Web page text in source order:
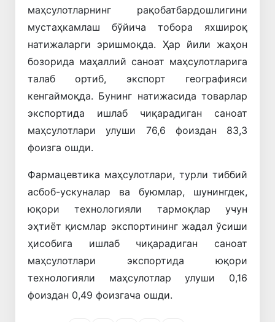
маҳсулотларнинг рақобатбардошлигини
мустаҳкамлаш бўйича тобора яхшироқ
натижаларги эришмоқда. Ҳар йили жаҳон
бозорида маҳаллий саноат маҳсулотларига
талаб ортиб, экспорт географияси
кенгаймоқда. Бунинг натижасида товарлар
экспортида ишлаб чиқарадиган саноат
маҳсулотлари улуши 76,6 фоиздан 83,3
фоизга ошди.
Фармацевтика маҳсулотлари, турли тиббий
асбоб-ускуналар ва буюмлар, шунингдек,
юқори технологияли тармоқлар учун
эҳтиёт қисмлар экспортининг жадал ўсиши
ҳисобига ишлаб чиқарадиган саноат
маҳсулотлари экспортида юқори
технологияли маҳсулотлар улуши 0,16
фоиздан 0,49 фоизгача ошди.